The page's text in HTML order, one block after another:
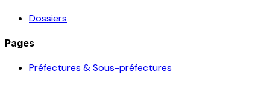
Dossiers
Pages
Préfectures & Sous-préfectures